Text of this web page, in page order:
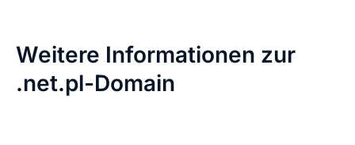
Weitere Informationen zur
.net.pl-Domain